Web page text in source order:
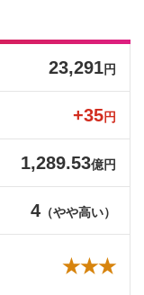
23,291円
+35円
1,289.53億円
4 （やや高い）
★★★